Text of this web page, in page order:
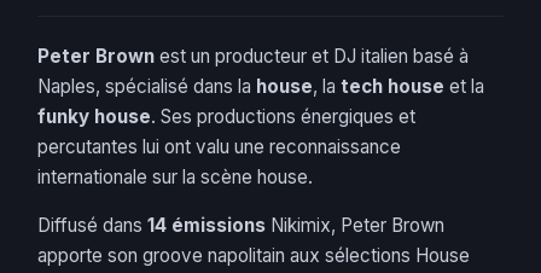
Peter Brown est un producteur et DJ italien basé à
Naples, spécialisé dans la house, la tech house et la
funky house. Ses productions énergiques et
percutantes lui ont valu une reconnaissance
internationale sur la scène house.
Diffusé dans 14 émissions Nikimix, Peter Brown
apporte son groove napolitain aux sélections House